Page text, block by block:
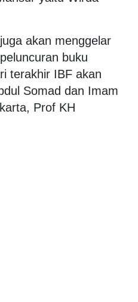
akan menggelar
buku
terakhir IBF akan
Somad dan Imam
Prof KH